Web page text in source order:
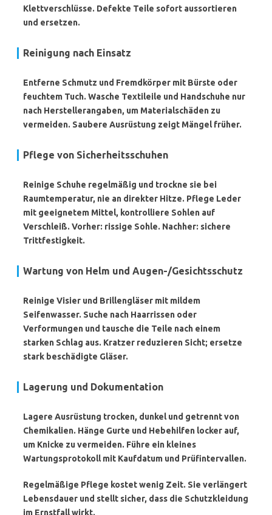
Klettverschlüsse. Defekte Teile sofort aussortieren
und ersetzen.
Reinigung nach Einsatz
Entferne Schmutz und Fremdkörper mit Bürste oder
feuchtem Tuch. Wasche Textileile und Handschuhe nur
nach Herstellerangaben, um Materialschäden zu
vermeiden. Saubere Ausrüstung zeigt Mängel früher.
Pflege von Sicherheitsschuhen
Reinige Schuhe regelmäßig und trockne sie bei
Raumtemperatur, nie an direkter Hitze. Pflege Leder
mit geeignetem Mittel, kontrolliere Sohlen auf
Verschleiß. Vorher: rissige Sohle. Nachher: sichere
Trittfestigkeit.
Wartung von Helm und Augen-/Gesichtsschutz
Reinige Visier und Brillengläser mit mildem
Seifenwasser. Suche nach Haarrissen oder
Verformungen und tausche die Teile nach einem
starken Schlag aus. Kratzer reduzieren Sicht; ersetze
stark beschädigte Gläser.
Lagerung und Dokumentation
Lagere Ausrüstung trocken, dunkel und getrennt von
Chemikalien. Hänge Gurte und Hebehilfen locker auf,
um Knicke zu vermeiden. Führe ein kleines
Wartungsprotokoll mit Kaufdatum und Prüfintervallen.
Regelmäßige Pflege kostet wenig Zeit. Sie verlängert
Lebensdauer und stellt sicher, dass die Schutzkleidung
im Ernstfall wirkt.